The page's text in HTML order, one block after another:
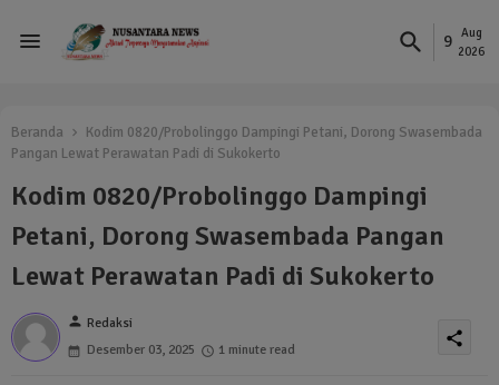
9
Aug
2026
Beranda
Kodim 0820/Probolinggo Dampingi Petani, Dorong Swasembada
Pangan Lewat Perawatan Padi di Sukokerto
Kodim 0820/Probolinggo Dampingi
Petani, Dorong Swasembada Pangan
Lewat Perawatan Padi di Sukokerto
person Redaksi
Desember 03, 2025
1 minute read
share